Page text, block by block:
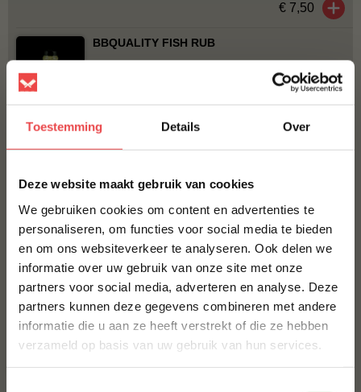
Toestemming Details Over
Deze website maakt gebruik van cookies
We gebruiken cookies om content en advertenties te
personaliseren, om functies voor social media te bieden
en om ons websiteverkeer te analyseren. Ook delen we
informatie over uw gebruik van onze site met onze
partners voor social media, adverteren en analyse. Deze
partners kunnen deze gegevens combineren met andere
informatie die u aan ze heeft verstrekt of die ze hebben
verzameld op basis van uw gebruik van hun services.
€ 7,50
BBQUALITY FISH RUB
€ 10,50
Bestel alles
Rookplank ceder
BBQuality
Angus burger, 6 halen 5
betalen
(21)
10% korting op je
eerste bestelling*
Schrijf je in voor onze nieuwsbrief en ontvang direct
10% korting op jouw eerste bestelling.